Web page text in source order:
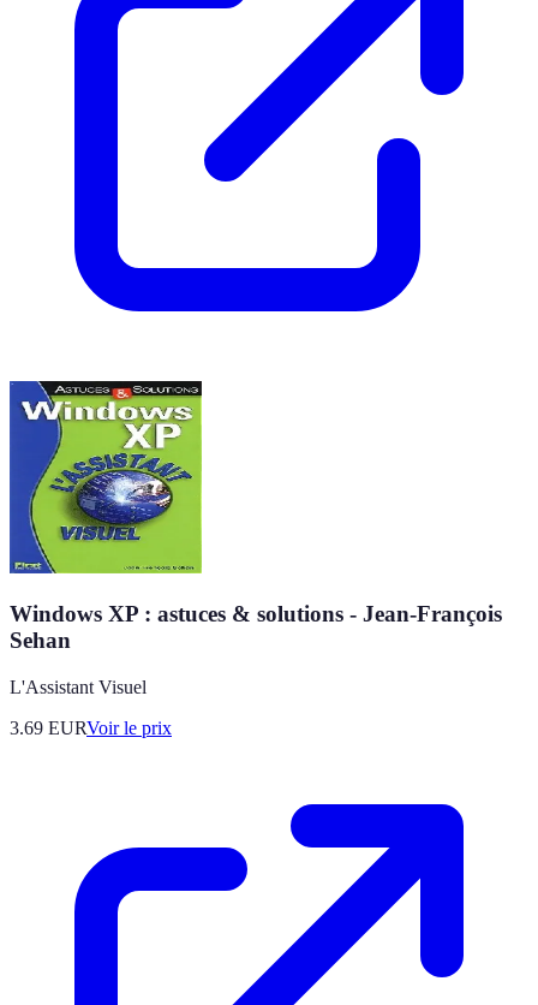
Windows XP : astuces & solutions - Jean-François
Sehan
L'Assistant Visuel
3.69 EURVoir le prix